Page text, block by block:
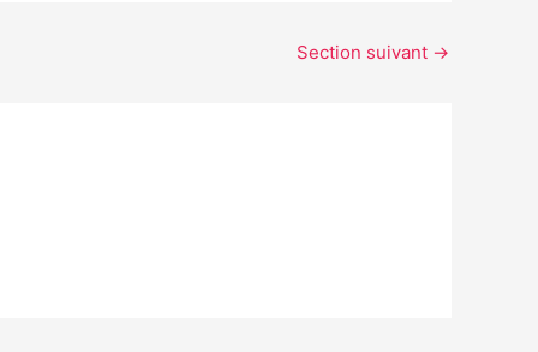
Section suivant →